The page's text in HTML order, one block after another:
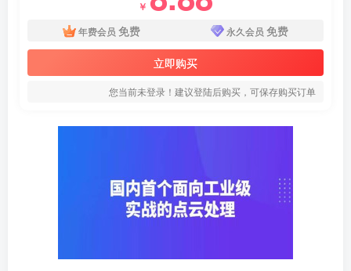
￥
年费会员 免费 永久会员 免费
立即购买
您当前未登录！建议登陆后购买，可保存购买订单